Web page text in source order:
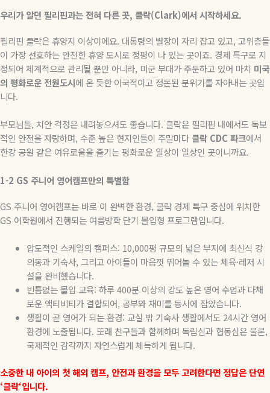
우리가 알던 필리핀과는전혀 다른곳, 클락(Clark)에서 시작하세요.
필리핀 클락은 휴양지 이상이에요. 대통령의 별장이 자리 잡고 있고, 고위층들
이 가장 선호하는 안전한 휴양 도시로 정평이 나 있는 곳이죠. 경제 특구로 지
정되어 체계적으로 관리될 뿐만 아니라, 미군 부대가 주둔하고 있어 마치 미국
의 평화로운전원도시에 온 듯한 이국적이고 정돈된 분위기를 자아내는 곳입
니다.
부모님들, 치안 걱정은 내려놓으셔도 좋습니다. 클락은 필리핀 내에서도 독보
적인 안전을 자랑하며, 수준 높은 현지인들이 주말마다 클락 CDC 파크에서
한강 공원 같은 여유로움을 즐기는 평화로운 일상이 일상인 곳이니까요.
1-2 GS 주니어 영어캠프만의 특별함
GS 주니어 영어캠프는 바로 이 완벽한 환경, 클락 경제 특구 중심에 위치한
GS 어학원에서 진행되는 여름방학 단기 몰입형 프로그램입니다.
압도적인 스케일의 캠퍼스: 10,000평 규모의 넓은 부지에 최신식 강
의동과 기숙사, 그리고 아이들이 마음껏 뛰어놀 수 있는 체육·레저 시
설을 완비했습니다.
빈틈없는 몰입 교육: 하루400분 이상의 강도 높은 영어 수업과 다채
로운 액티비티가 결합되어, 공부와 재미를 동시에 잡았습니다.
생활이 곧 영어가 되는 환경: 교실 밖 기숙사 생활에서도24시간 영어
환경에 노출됩니다. 또래 친구들과 함께하며 독립심과 협동심은 물론,
국제적인 감각까지 자연스럽게 체득하게 됩니다.
소중한 내 아이의 첫해외 캠프, 안전과환경을모두고려한다면 정답은 단연
‘클락‘입니다.